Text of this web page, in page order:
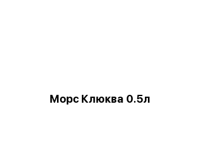
Морс Клюква 0.5л